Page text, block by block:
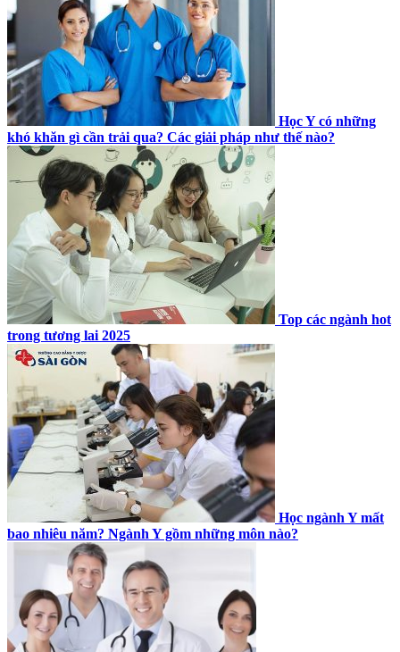
Học Y có những
khó khăn gì cần trải qua? Các giải pháp như thế nào?
Top các ngành hot
trong tương lai 2025
Học ngành Y mất
bao nhiêu năm? Ngành Y gồm những môn nào?